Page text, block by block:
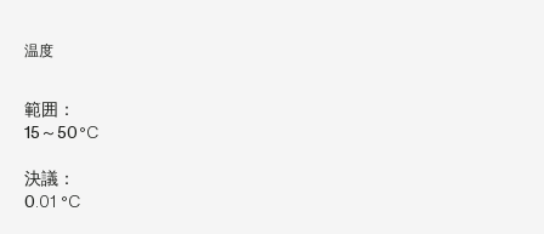
温度
範囲：
15～50°C
決議：
0.01 °C